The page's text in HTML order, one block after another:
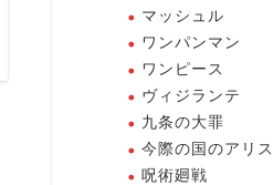
セリフ【アイシールド21】
2025年4月16日
マッシュル
ワンパンマン
ワンピース
ヴィジランテ
九条の大罪
今際の国のアリス
呪術廻戦